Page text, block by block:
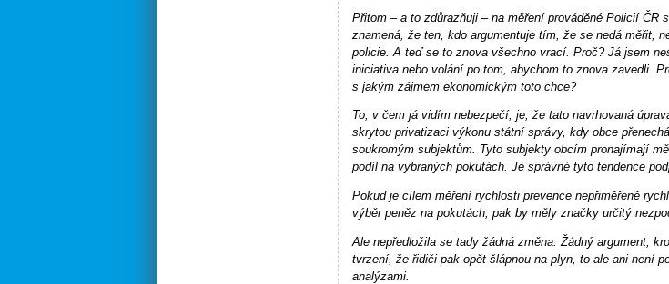
Přitom – a to zdůrazňuji – na měření prováděné Policií ČR
znamená, že ten, kdo argumentuje tím, že se nedá měřit,
policie. A teď se to znova všechno vrací. Proč? Já jsem
iniciativa nebo volání po tom, abychom to znova zavedli.
s jakým zájmem ekonomickým toto chce?
To, v čem já vidím nebezpečí, je, že tato navrhovaná
skrytou privatizaci výkonu státní správy, kdy obce
soukromým subjektům. Tyto subjekty obcím pronajímají
podíl na vybraných pokutách. Je správné tyto tendence
Pokud je cílem měření rychlosti prevence nepřiměřeně
výběr peněz na pokutách, pak by měly značky určitý
Ale nepředložila se tady žádná změna. Žádný argument,
tvrzení, že řidiči pak opět šlápnou na plyn, to ale ani není
analýzami.